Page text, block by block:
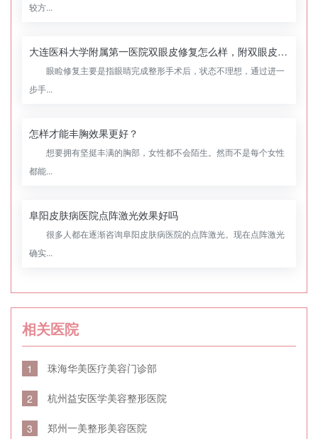
较方...
大连医科大学附属第一医院双眼皮修复怎么样，附双眼皮修复案例
眼睑修复主要是指眼睛完成整形手术后，状态不理想，通过进一
步手...
怎样才能丰胸效果更好？
想要拥有坚挺丰满的胸部，女性都不会陌生。然而不是每个女性
都能...
阜阳皮肤病医院点阵激光效果好吗
很多人都在逐渐咨询阜阳皮肤病医院的点阵激光。现在点阵激光
确实...
相关医院
1 珠海华美医疗美容门诊部
2 杭州益安医学美容整形医院
3 郑州一美整形美容医院